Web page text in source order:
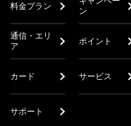
料金プラン
ン
通信・エリ
ア
ポイント
カード サービス
サポート